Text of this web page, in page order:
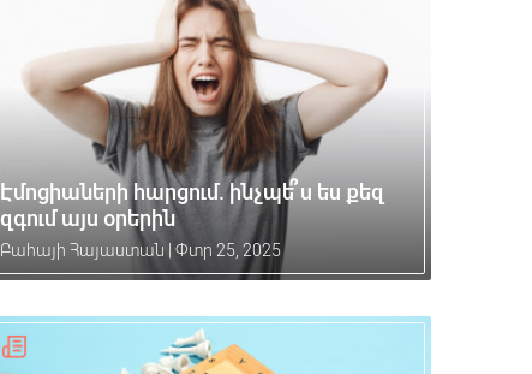
Էմոցիաների հարցում. ինչպե՞ս ես քեզ
զգում այս օրերին
Բահայի Հայաստան |Փտր 25, 2025